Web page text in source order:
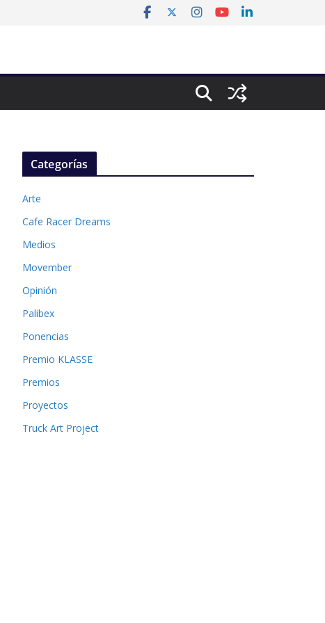
Categorías
Arte
Cafe Racer Dreams
Medios
Movember
Opinión
Palibex
Ponencias
Premio KLASSE
Premios
Proyectos
Truck Art Project